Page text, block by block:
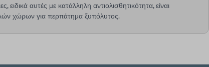
ειδικά αυτές με κατάλληλη αντιολισθητικότητα, είναι
χώρων για περπάτημα ξυπόλυτος.